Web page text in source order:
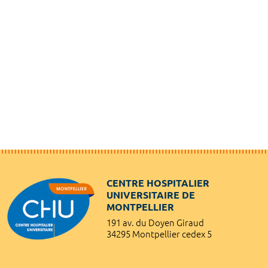
CENTRE HOSPITALIER
UNIVERSITAIRE DE
MONTPELLIER
191 av. du Doyen Giraud
34295 Montpellier cedex 5